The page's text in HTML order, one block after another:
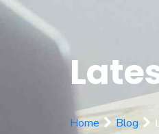
Home Blog